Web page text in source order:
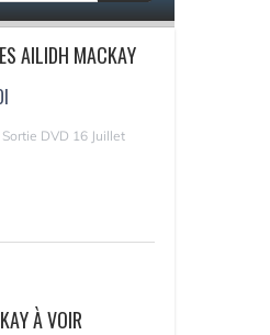
AILIDH MACKAY
DVD 16 Juillet
À VOIR